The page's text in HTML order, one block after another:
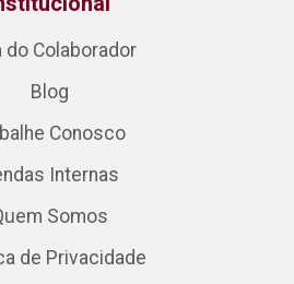
do Colaborador
Blog
Conosco
Internas
Somos
de Privacidade